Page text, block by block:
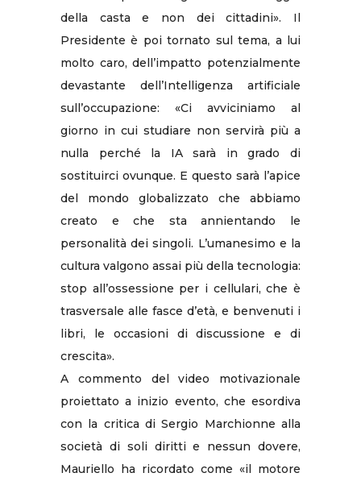
della casta e non dei cittadini». Il
Presidente è poi tornato sul tema, a lui
molto caro, dell’impatto potenzialmente
devastante dell’Intelligenza artificiale
sull’occupazione: «Ci avviciniamo al
giorno in cui studiare non servirà più a
nulla perché la IA sarà in grado di
sostituirci ovunque. E questo sarà l’apice
del mondo globalizzato che abbiamo
creato e che sta annientando le
personalità dei singoli. L’umanesimo e la
cultura valgono assai più della tecnologia:
stop all’ossessione per i cellulari, che è
trasversale alle fasce d’età, e benvenuti i
libri, le occasioni di discussione e di
crescita».
A commento del video motivazionale
proiettato a inizio evento, che esordiva
con la critica di Sergio Marchionne alla
società di soli diritti e nessun dovere,
Mauriello ha ricordato come «il motore